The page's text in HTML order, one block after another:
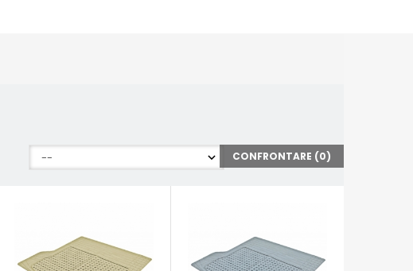
CONFRONTARE (0)